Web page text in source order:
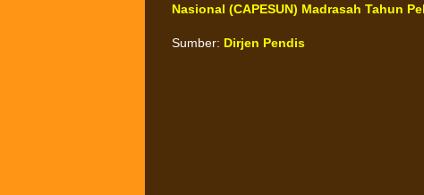
Nasional (CAPESUN) Madrasah Tahun
Sumber: Dirjen Pendis